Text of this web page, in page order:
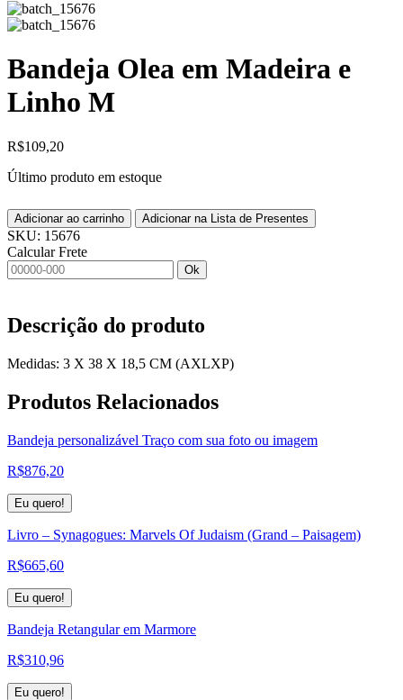
Bandeja Olea em Madeira e
Linho M
R$109,20
Último produto em estoque
Adicionar ao carrinho Adicionar na Lista de Presentes
SKU: 15676
Calcular Frete
Ok
Descrição do produto
Medidas: 3 X 38 X 18,5 CM (AXLXP)
Produtos Relacionados
Bandeja personalizável Traço com sua foto ou imagem
R$876,20
Eu quero!
Livro – Synagogues: Marvels Of Judaism (Grand – Paisagem)
R$665,60
Eu quero!
Bandeja Retangular em Marmore
R$310,96
Eu quero!